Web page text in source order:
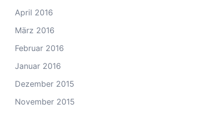
April 2016
März 2016
Februar 2016
Januar 2016
Dezember 2015
November 2015